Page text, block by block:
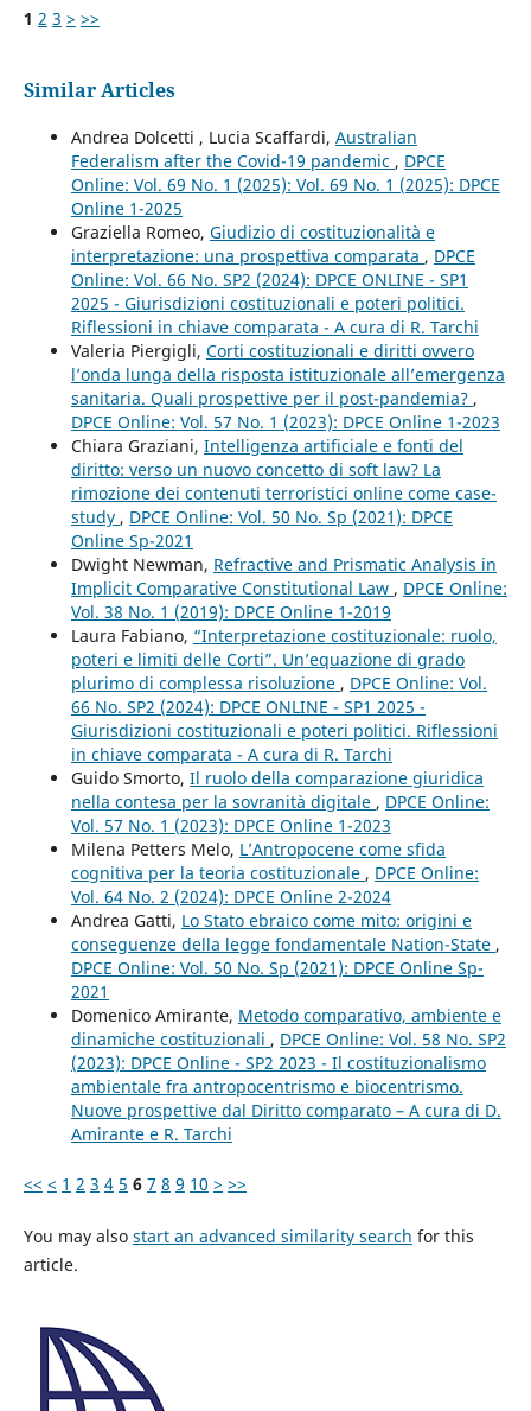
1 2 3 > >>
Similar Articles
Andrea Dolcetti , Lucia Scaffardi, Australian
Federalism after the Covid-19 pandemic , DPCE
Online: Vol. 69 No. 1 (2025): Vol. 69 No. 1 (2025): DPCE
Online 1-2025
Graziella Romeo, Giudizio di costituzionalità e
interpretazione: una prospettiva comparata , DPCE
Online: Vol. 66 No. SP2 (2024): DPCE ONLINE - SP1
2025 - Giurisdizioni costituzionali e poteri politici.
Riflessioni in chiave comparata - A cura di R. Tarchi
Valeria Piergigli, Corti costituzionali e diritti ovvero
l’onda lunga della risposta istituzionale all’emergenza
sanitaria. Quali prospettive per il post-pandemia? ,
DPCE Online: Vol. 57 No. 1 (2023): DPCE Online 1-2023
Chiara Graziani, Intelligenza artificiale e fonti del
diritto: verso un nuovo concetto di soft law? La
rimozione dei contenuti terroristici online come case-
study , DPCE Online: Vol. 50 No. Sp (2021): DPCE
Online Sp-2021
Dwight Newman, Refractive and Prismatic Analysis in
Implicit Comparative Constitutional Law , DPCE Online:
Vol. 38 No. 1 (2019): DPCE Online 1-2019
Laura Fabiano, “Interpretazione costituzionale: ruolo,
poteri e limiti delle Corti”. Un’equazione di grado
plurimo di complessa risoluzione , DPCE Online: Vol.
66 No. SP2 (2024): DPCE ONLINE - SP1 2025 -
Giurisdizioni costituzionali e poteri politici. Riflessioni
in chiave comparata - A cura di R. Tarchi
Guido Smorto, Il ruolo della comparazione giuridica
nella contesa per la sovranità digitale , DPCE Online:
Vol. 57 No. 1 (2023): DPCE Online 1-2023
Milena Petters Melo, L’Antropocene come sfida
cognitiva per la teoria costituzionale , DPCE Online:
Vol. 64 No. 2 (2024): DPCE Online 2-2024
Andrea Gatti, Lo Stato ebraico come mito: origini e
conseguenze della legge fondamentale Nation-State ,
DPCE Online: Vol. 50 No. Sp (2021): DPCE Online Sp-
2021
Domenico Amirante, Metodo comparativo, ambiente e
dinamiche costituzionali , DPCE Online: Vol. 58 No. SP2
(2023): DPCE Online - SP2 2023 - Il costituzionalismo
ambientale fra antropocentrismo e biocentrismo.
Nuove prospettive dal Diritto comparato – A cura di D.
Amirante e R. Tarchi
<< < 1 2 3 4 5 6 7 8 9 10 > >>
You may also start an advanced similarity search for this
article.